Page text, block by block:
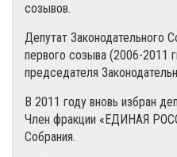
созывов.
Депутат Законодательного
первого созыва (2006-2011
председателя
В 2011 году вновь избран
Член фракции «ЕДИНАЯ
Собрания.